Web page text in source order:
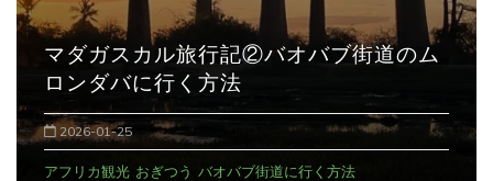
マダガスカル旅行記②バオバブ街道のム
ロンダバに行く方法
2026-01-25
アフリカ観光 おぎつう バオバブ街道に行く方法